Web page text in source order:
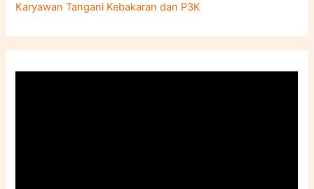
Karyawan Tangani Kebakaran dan P3K